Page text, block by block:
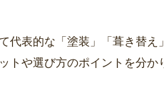
代表的な「塗装」「葺き替え
トや選び方のポイントを分か